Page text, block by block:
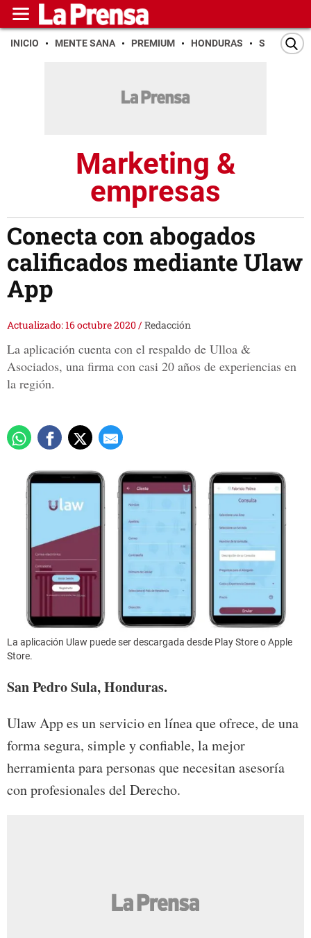
INICIO MENTE SANA PREMIUM HONDURAS SAN PEDRO
Marketing &
empresas
Conecta con abogados
calificados mediante Ulaw
App
Actualizado: 16 octubre 2020/Redacción
La aplicación cuenta con el respaldo de Ulloa &
Asociados, una firma con casi 20 años de experiencias en
la región.
La aplicación Ulaw puede ser descargada desde Play Store o Apple
Store.
San Pedro Sula, Honduras.
Ulaw App es un servicio en línea que ofrece, de una
forma segura, simple y confiable, la mejor
herramienta para personas que necesitan asesoría
con profesionales del Derecho.